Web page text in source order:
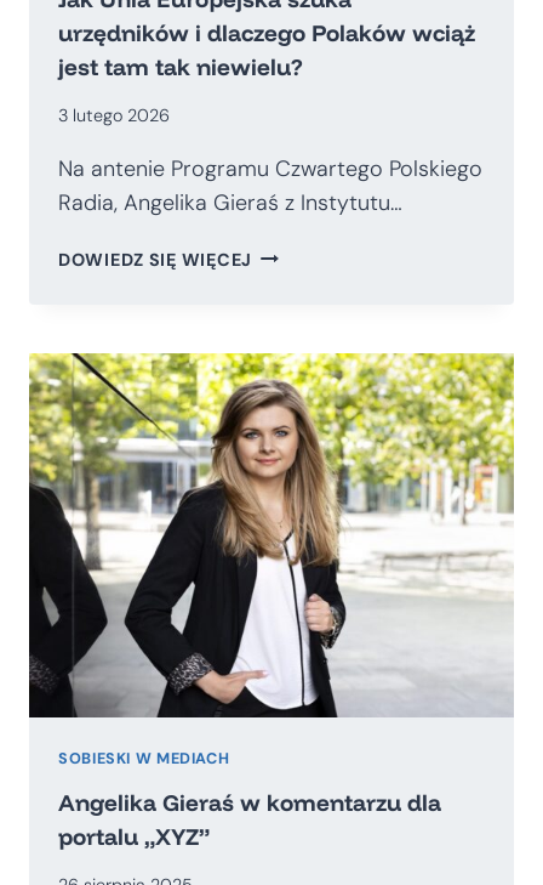
urzędników i dlaczego Polaków wciąż
jest tam tak niewielu?
3 lutego 2026
Na antenie Programu Czwartego Polskiego
Radia, Angelika Gieraś z Instytutu…
DOWIEDZ SIĘ WIĘCEJ JAK
URZĘDNIKÓW
I
DLACZEGO
POLAKÓW
WCIĄŻ
JEST
TAM
TAK
NIEWIELU?
SOBIESKI W MEDIACH
Angelika Gieraś w komentarzu dla
portalu „XYZ”